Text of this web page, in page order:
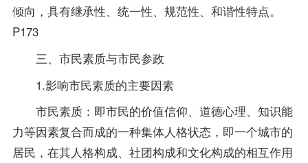
倾向，具有继承性、统一性、规范性、和谐性特点。
P173
三、市民素质与市民参政
1.影响市民素质的主要因素
市民素质：即市民的价值信仰、道德心理、知识能
力等因素复合而成的一种集体人格状态，即一个城市的
居民，在其人格构成、社团构成和文化构成的相互作用